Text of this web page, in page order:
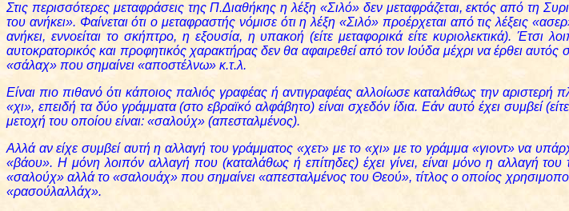
Στις περισσότερες μεταφράσεις της Π.Διαθήκης η λέξη «Σιλό» δεν μεταφράζεται, εκτός από τη
του ανήκει». Φαίνεται ότι ο μεταφραστής νόμισε ότι η λέξη «Σιλό» προέρχεται από τις λέξεις
ανήκει, εννοείται το σκήπτρο, η εξουσία, η υπακοή (είτε μεταφορικά είτε κυριολεκτικά).
αυτοκρατορικός και προφητικός χαρακτήρας δεν θα αφαιρεθεί από τον Ιούδα μέχρι να έρθει
«σάλαχ» που σημαίνει «αποστέλνω» κ.τ.λ.
Είναι πιο πιθανό ότι κάποιος παλιός γραφέας ή αντιγραφέας αλλοίωσε καταλάθως την
«χι», επειδή τα δύο γράμματα (στο εβραϊκό αλφάβητο) είναι σχεδόν ίδια. Εάν αυτό έχει συμβεί
μετοχή του οποίου είναι: «σαλούχ» (απεσταλμένος).
Αλλά αν είχε συμβεί αυτή η αλλαγή του γράμματος «χετ» με το «χι» με το γράμμα «γιοντ» να
«βάου». Η μόνη λοιπόν αλλαγή που (καταλάθως ή επίτηδες) έχει γίνει, είναι μόνο η αλλαγή
«σαλούχ» αλλά το «σαλουάχ» που σημαίνει «απεσταλμένος του Θεού», τίτλος ο οποίος
«ρασούλαλλάχ».